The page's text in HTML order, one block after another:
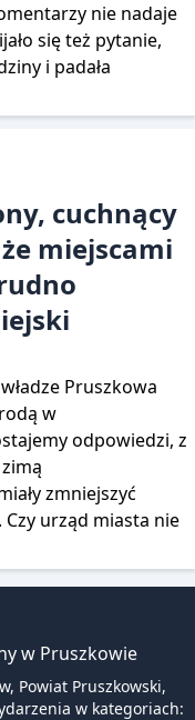
nie nadaje
się też pytanie,
i padała
cuchnący
miejscami
Pruszkowa
w
odpowiedzi, z
zmniejszyć
urząd miasta nie
w Pruszkowie
Powiat Pruszkowski,
w kategoriach: